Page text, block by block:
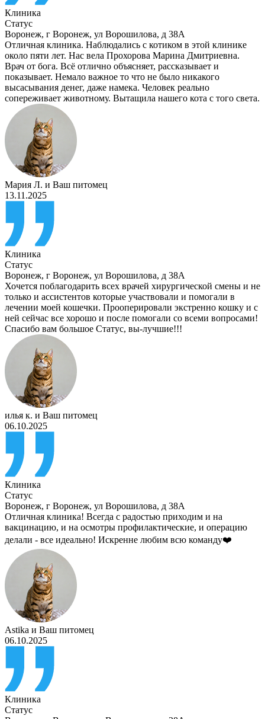
Клиника
Статус
Воронеж, г Воронеж, ул Ворошилова, д 38А
Отличная клиника. Наблюдались с котиком в этой клинике
около пяти лет. Нас вела Прохорова Марина Дмитриевна.
Врач от бога. Всё отлично объясняет, рассказывает и
показывает. Немало важное то что не было никакого
высасывания денег, даже намека. Человек реально
сопереживает животному. Вытащила нашего кота с того света.
Мария Л. и Ваш питомец
13.11.2025
Клиника
Статус
Воронеж, г Воронеж, ул Ворошилова, д 38А
Хочется поблагодарить всех врачей хирургической смены и не
только и ассистентов которые участвовали и помогали в
лечении моей кошечки. Прооперировали экстренно кошку и с
ней сейчас все хорошо и после помогали со всеми вопросами!
Спасибо вам большое Статус, вы-лучшие!!!
илья к. и Ваш питомец
06.10.2025
Клиника
Статус
Воронеж, г Воронеж, ул Ворошилова, д 38А
Отличная клиника! Всегда с радостью приходим и на
вакцинацию, и на осмотры профилактические, и операцию
делали - все идеально! Искренне любим всю команду❤️
Astika и Ваш питомец
06.10.2025
Клиника
Статус